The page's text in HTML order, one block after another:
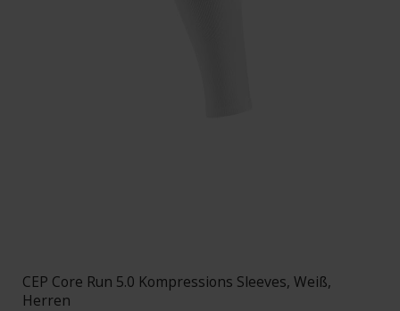
CEP Core Run 5.0 Kompressions Sleeves, Weiß,
Herren